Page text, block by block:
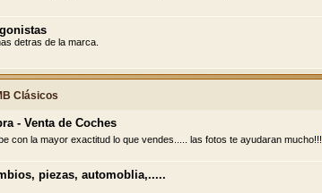
detras de la marca.
Clásicos
- Venta de Coches
con la mayor exactitud lo que vendes..... las fotos te ayudaran mucho!!!
piezas, automoblia,.....